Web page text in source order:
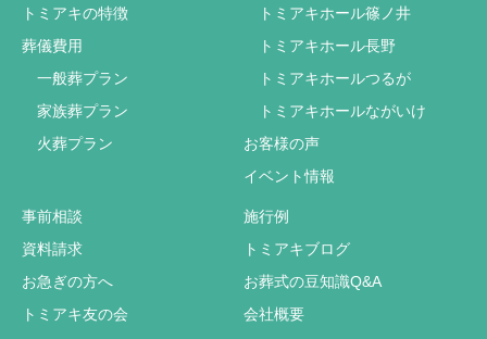
トミアキの特徴
葬儀費用
一般葬プラン
家族葬プラン
火葬プラン
トミアキホール篠ノ井
トミアキホール長野
トミアキホールつるが
トミアキホールながいけ
お客様の声
イベント情報
事前相談
資料請求
お急ぎの方へ
トミアキ友の会
施行例
トミアキブログ
お葬式の豆知識Q&A
会社概要